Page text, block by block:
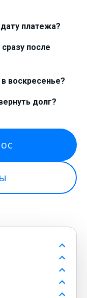
платежа?
после
воскресенье?
долг?